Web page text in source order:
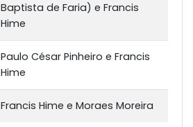
Baptista de Faria) e Francis
Hime
Paulo César Pinheiro e Francis
Hime
Francis Hime e Moraes Moreira